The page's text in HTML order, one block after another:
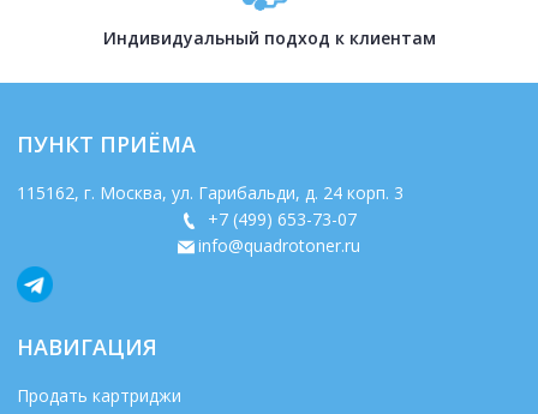
Индивидуальный подход к клиентам
ПУНКТ ПРИЁМА
115162, г. Москва, ул. Гарибальди, д. 24 корп. 3
+7 (499) 653-73-07
info@quadrotoner.ru
НАВИГАЦИЯ
Продать картриджи